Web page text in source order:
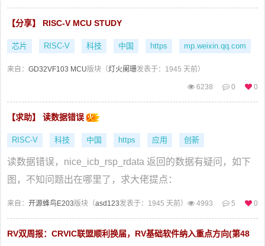
【分享】 RISC-V MCU STUDY
芯片 RISC-V 科技 中国 https mp.weixin.qq.com
来自： GD32VF103 MCU版块（灯火阑珊发表于：1945 天前）
6238 0 0
【求助】 读数据错误
RISC-V 科技 中国 https 应用 创新
读数据错误，nice_icb_rsp_rdata 返回的数据有疑问，如下
图，不知问题出在哪里了，求大佬提点：
来自： 开源蜂鸟E203版块（asd123发表于：1945 天前） 4993 5 0
RV双周报：CRVIC联盟顺利换届，RV基础软件纳入重点方向(第48